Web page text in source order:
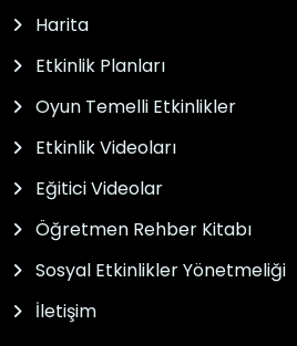
Harita
Etkinlik Planları
Oyun Temelli Etkinlikler
Etkinlik Videoları
Eğitici Videolar
Öğretmen Rehber Kitabı
Sosyal Etkinlikler Yönetmeliği
İletişim